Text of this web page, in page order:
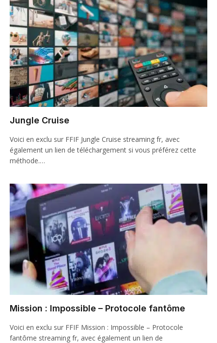
Jungle Cruise
Voici en exclu sur FFIF Jungle Cruise streaming fr, avec
également un lien de téléchargement si vous préférez cette
méthode.…
Mission : Impossible – Protocole fantôme
Voici en exclu sur FFIF Mission : Impossible – Protocole
fantôme streaming fr, avec également un lien de